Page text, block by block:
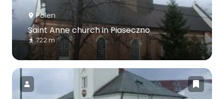
Polen
Saint Anne church in Piaseczno
722 m